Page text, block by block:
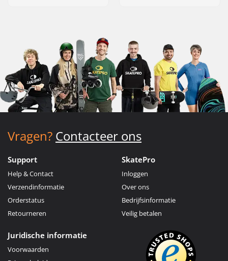
Vragen? Contacteer ons
Support
Help & Contact
Verzendinformatie
Orderstatus
Retourneren
SkatePro
Inloggen
Over ons
Bedrijfsinformatie
Veilig betalen
Juridische informatie
Voorwaarden